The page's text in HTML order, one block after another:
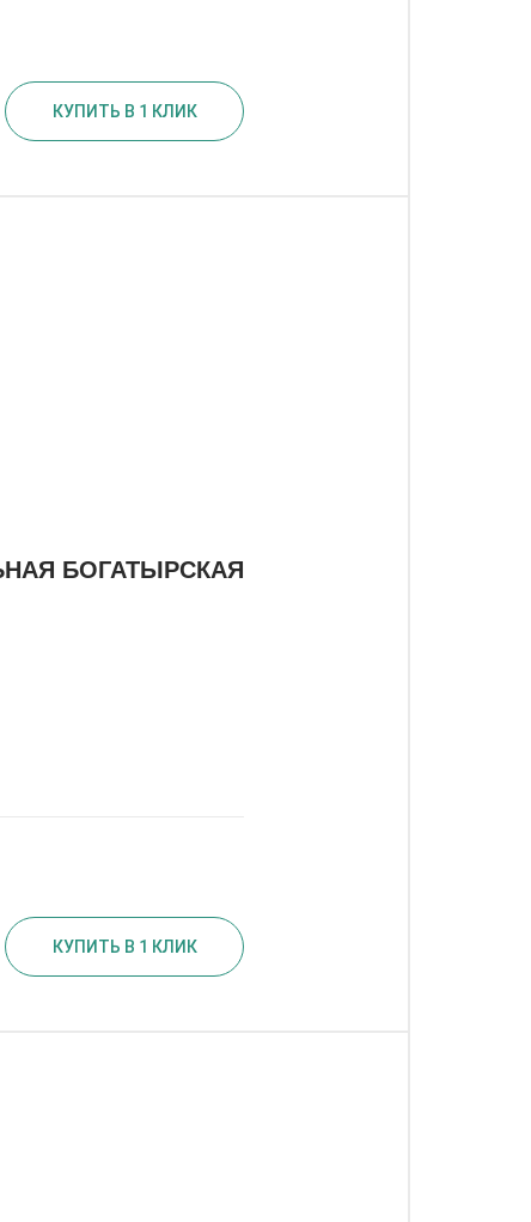
КУПИТЬ В 1 КЛИК
БОГАТЫРСКАЯ
КУПИТЬ В 1 КЛИК